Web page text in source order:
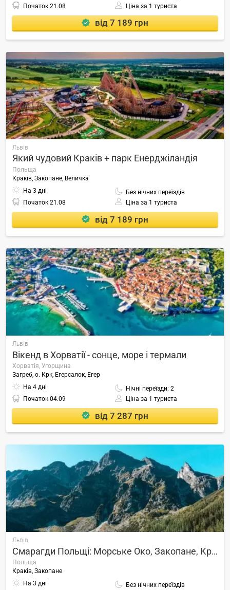
Початок 21.08 Ціна за 1 туриста
від 7 189 грн
Львів
Який чудовий Краків + парк Енерджіландія
Польща
Краків, Закопане, Величка
На 3 дні
Без нічних переїздів
Початок 21.08 Ціна за 1 туриста
від 7 189 грн
Львів
Вікенд в Хорватії - сонце, море і термали
Хорватія, Угорщина
Загреб, о. Крк, Егерсалок, Егер
На 4 дні
Нічні переїзди: 2
Початок 04.09 Ціна за 1 туриста
від 7 287 грн
Львів
Смарагди Польщі: Морське Око, Закопане, Краків
Польща
Краків, Закопане
На 3 дні
Без нічних переїздів